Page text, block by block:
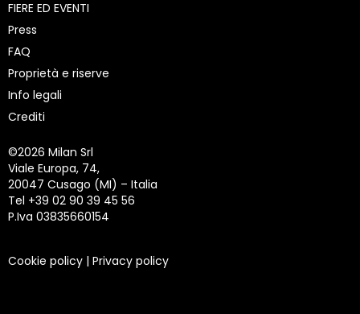
FIERE ED EVENTI
Press
FAQ
Proprietà e riserve
Info legali
Crediti
©2026 Milan Srl
Viale Europa, 74,
20047 Cusago (MI) – Italia
Tel +39 02 90 39 45 56
P.Iva 03835660154
Cookie policy | Privacy policy